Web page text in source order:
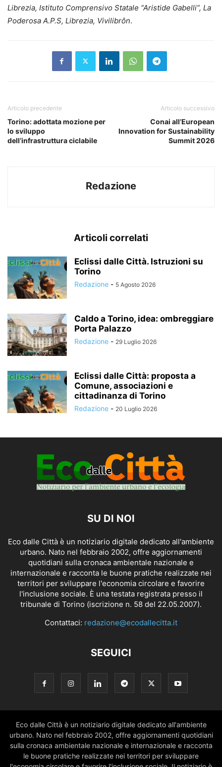
Librezia, Istituto Comprensivo Statale “Aristide Gabelli”, La
Poderosa A.P.S, Librezia, Vivilibrôn.
Articolo precedente
Torino: adottata mozione per
lo sviluppo
dell’infrastruttura ciclabile
Articolo successivo
Conai all’European
Innovation for Sustainability
Summit 2026
Redazione
Articoli correlati
Eclissi dalle Città. Istruzioni su
Torino
Redazione - 5 Agosto 2026
Caldo a Torino, idea: ombreggiare
Porta Palazzo
Redazione - 29 Luglio 2026
Eclissi dalle Città: proposta a
Comune, associazioni e
cittadinanza di Torino
Redazione - 20 Luglio 2026
SU DI NOI
Eco dalle Città è un notiziario digitale dedicato all'ambiente
urbano. Nato nel febbraio 2002, offre aggiornamenti
quotidiani sulla cronaca ambientale nazionale e
internazionale e racconta le buone pratiche realizzate nei
territori per sviluppare l'economia circolare e favorire
l'inclusione sociale. È una testata registrata presso il
tribunale di Torino (iscrizione n. 58 del 22.05.2007).
Contattaci: redazione@ecodallecitta.it
SEGUICI
Eco dalle Città è un notiziario digitale dedicato all'ambiente
urbano. Nato nel febbraio 2002, offre aggiornamenti quotidiani
sulla cronaca ambientale nazionale e internazionale e racconta
le buone pratiche realizzate nei territori per sviluppare